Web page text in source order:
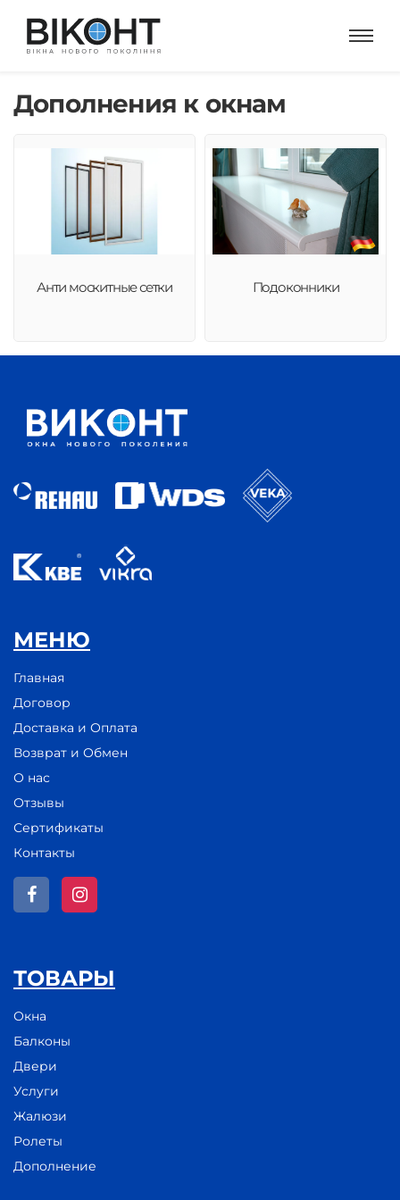
Дополнения к окнам
Анти москитные сетки Подоконники
МЕНЮ
Главная
Договор
Доставка и Оплата
Возврат и Обмен
О нас
Отзывы
Сертификаты
Контакты
ТОВАРЫ
Окна
Балконы
Двери
Услуги
Жалюзи
Ролеты
Дополнение